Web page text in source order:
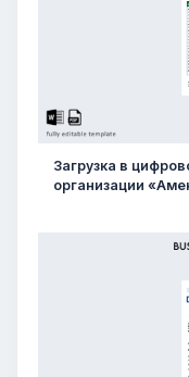
Загрузка в
организации